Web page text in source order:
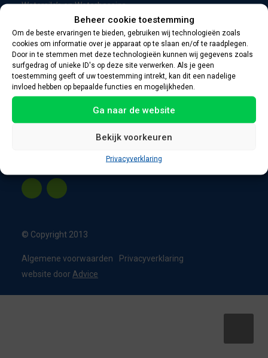
Beheer cookie toestemming
Om de beste ervaringen te bieden, gebruiken wij technologieën zoals
cookies om informatie over je apparaat op te slaan en/of te raadplegen.
Door in te stemmen met deze technologieën kunnen wij gegevens zoals
surfgedrag of unieke ID's op deze site verwerken. Als je geen
toestemming geeft of uw toestemming intrekt, kan dit een nadelige
invloed hebben op bepaalde functies en mogelijkheden.
Ga naar de website
Bekijk voorkeuren
Privacyverklaring
Watersilo’s en Waterbassins
CERTIFICERING CONTACTGEGEVENS
Oevers 11
8331 VC Steenwijk
Nederland
info@appelbouw.nl
© Copyright 2013
Algemene voorwaarden
Privacyverklaring
website door Advice